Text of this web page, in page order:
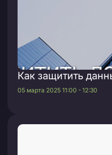
Как защитить
05 марта 2025 11:00 - 12:30